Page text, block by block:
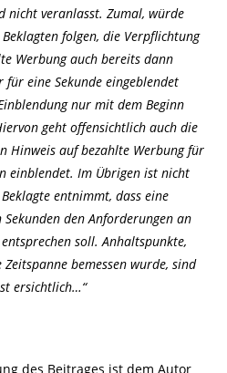
nicht veranlasst. Zumal, würde
folgen, die Verpflichtung
Werbung auch bereits dann
eine Sekunde eingeblendet
nur mit dem Beginn
geht offensichtlich auch die
Hinweis auf bezahlte Werbung für
einblendet. Im Übrigen ist nicht
entnimmt, dass eine
den Anforderungen an
soll. Anhaltspunkte,
bemessen wurde, sind
ersichtlich…“
des Beitrages ist dem Autor